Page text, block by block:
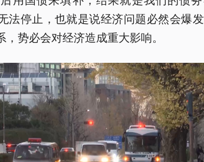
法停止，也就是说经济问题必然会爆
势必会对经济造成重大影响。